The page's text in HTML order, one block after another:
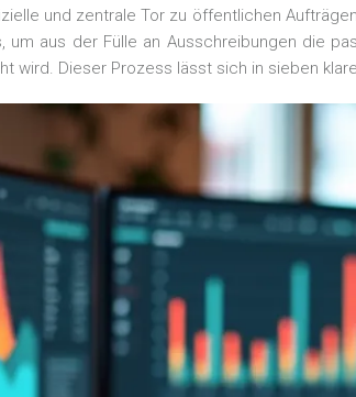
und zentrale Tor zu öffentlichen
um aus der Fülle an Ausschreibungen die
wird. Dieser Prozess lässt sich in sieben